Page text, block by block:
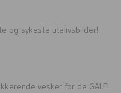
og sykeste utelivsbilder!
vesker for de GALE!